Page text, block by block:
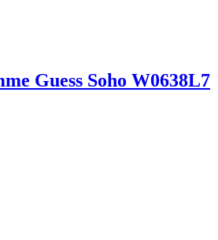
Guess Soho W0638L7